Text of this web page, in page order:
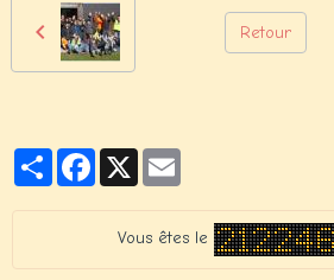
Retour
PartagerFacebook
X
Vous êtes le